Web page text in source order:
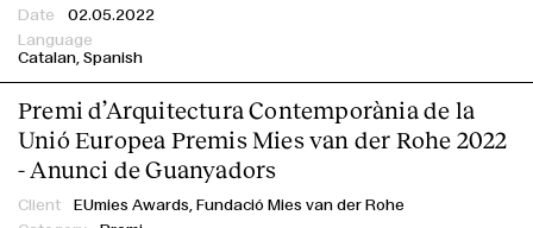
02.05.2022
Catalan Spanish
Premi d’Arquitectura Contemporània de la
Unió Europea Premis Mies van der Rohe 2022
- Anunci de Guanyadors
EUmies Awards, Fundació Mies van der Rohe